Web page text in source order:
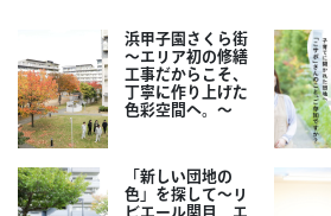
浜甲子園さくら街
～エリア初の修繕
工事だからこそ、
丁寧に作り上げた
色彩空間へ。～
「新しい団地の
色」を探して～リ
ビエール関目 エ